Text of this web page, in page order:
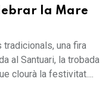
la Mare
una fira
al Santuari, la trobada
clourà la festivitat....